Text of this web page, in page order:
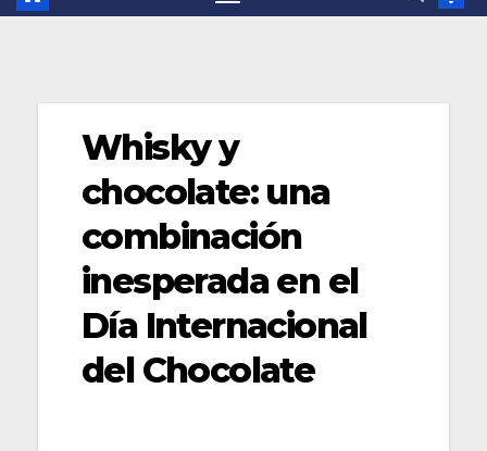
Whisky y
chocolate: una
combinación
inesperada en el
Día Internacional
del Chocolate